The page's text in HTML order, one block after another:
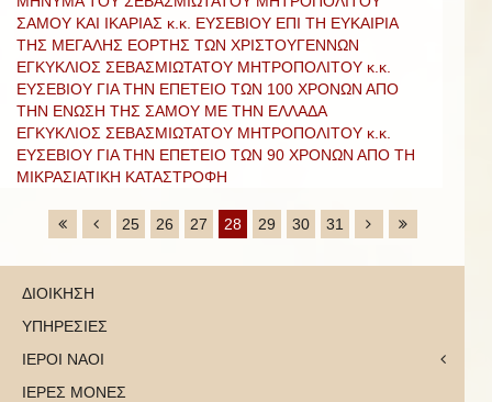
ΣΑΜΟΥ ΚΑΙ ΙΚΑΡΙΑΣ κ.κ. ΕΥΣΕΒΙΟΥ ΕΠΙ ΤΗ ΕΥΚΑΙΡΙΑ
ΤΗΣ ΜΕΓΑΛΗΣ ΕΟΡΤΗΣ ΤΩΝ ΧΡΙΣΤΟΥΓΕΝΝΩΝ
ΕΓΚΥΚΛΙΟΣ ΣΕΒΑΣΜΙΩΤΑΤΟΥ ΜΗΤΡΟΠΟΛΙΤΟΥ κ.κ.
ΕΥΣΕΒΙΟΥ ΓΙΑ ΤΗΝ ΕΠΕΤΕΙΟ ΤΩΝ 100 ΧΡΟΝΩΝ ΑΠΟ
ΤΗΝ ΕΝΩΣΗ ΤΗΣ ΣΑΜΟΥ ΜΕ ΤΗΝ ΕΛΛΑΔΑ
ΕΓΚΥΚΛΙΟΣ ΣΕΒΑΣΜΙΩΤΑΤΟΥ ΜΗΤΡΟΠΟΛΙΤΟΥ κ.κ.
ΕΥΣΕΒΙΟΥ ΓΙΑ ΤΗΝ ΕΠΕΤΕΙΟ ΤΩΝ 90 ΧΡΟΝΩΝ ΑΠΟ ΤΗ
ΜΙΚΡΑΣΙΑΤΙΚΗ ΚΑΤΑΣΤΡΟΦΗ
25 26 27 28 29 30 31
ΔΙΟΙΚΗΣΗ
ΥΠΗΡΕΣΙΕΣ
ΙΕΡΟΙ ΝΑΟΙ
ΙΕΡΕΣ ΜΟΝΕΣ